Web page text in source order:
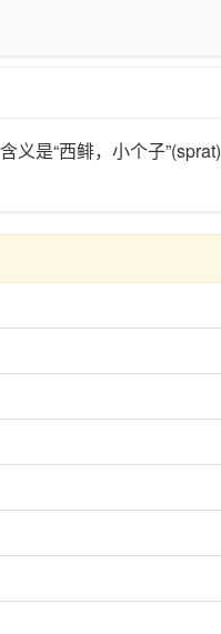
义是“西鲱，小个子”(sprat)